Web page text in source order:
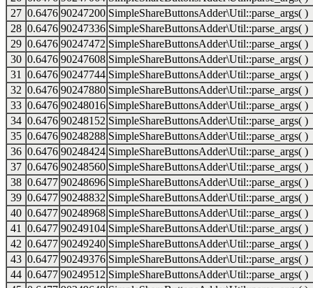
27 0.6476 90247200 SimpleShareButtonsAdder\Util::parse_args( )
28 0.6476 90247336 SimpleShareButtonsAdder\Util::parse_args( )
29 0.6476 90247472 SimpleShareButtonsAdder\Util::parse_args( )
30 0.6476 90247608 SimpleShareButtonsAdder\Util::parse_args( )
31
0.6476 90247744 SimpleShareButtonsAdder\Util::parse_args( )
32 0.6476 90247880 SimpleShareButtonsAdder\Util::parse_args( )
33 0.6476 90248016 SimpleShareButtonsAdder\Util::parse_args( )
34 0.6476 90248152 SimpleShareButtonsAdder\Util::parse_args( )
35 0.6476 90248288 SimpleShareButtonsAdder\Util::parse_args( )
36 0.6476 90248424 SimpleShareButtonsAdder\Util::parse_args( )
37 0.6476 90248560 SimpleShareButtonsAdder\Util::parse_args( )
38 0.6477 90248696 SimpleShareButtonsAdder\Util::parse_args( )
39 0.6477 90248832 SimpleShareButtonsAdder\Util::parse_args( )
40 0.6477 90248968 SimpleShareButtonsAdder\Util::parse_args( )
41
0.6477 90249104 SimpleShareButtonsAdder\Util::parse_args( )
42 0.6477 90249240 SimpleShareButtonsAdder\Util::parse_args( )
43 0.6477 90249376 SimpleShareButtonsAdder\Util::parse_args( )
44 0.6477 90249512 SimpleShareButtonsAdder\Util::parse_args( )